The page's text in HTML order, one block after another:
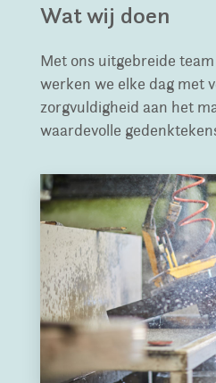
Wat wij doen
Met ons uitgebreide
werken we elke dag met
zorgvuldigheid aan het
waardevolle